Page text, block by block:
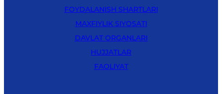
FOYDALANISH SHARTLARI
MAXFIYLIK SIYOSATI
DAVLAT ORGANLARI
HUJJATLAR
FAOLIYAT